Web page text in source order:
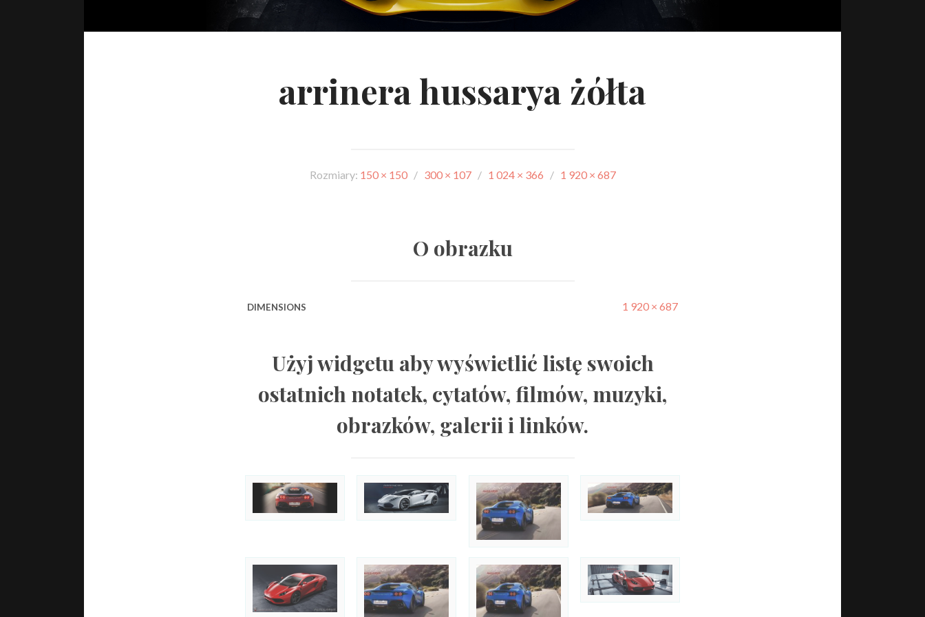
arrinera hussarya żółta
Rozmiary: 150 × 150 / 300 × 107 / 1 024 × 366 / 1 920 × 687
O obrazku
DIMENSIONS 1 920 × 687
Użyj widgetu aby wyświetlić listę swoich
ostatnich notatek, cytatów, filmów, muzyki,
obrazków, galerii i linków.